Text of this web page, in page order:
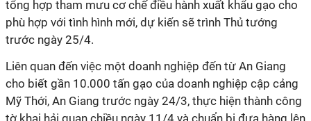
tổng hợp tham mưu cơ chế điều hành xuất khẩu gạo cho
phù hợp với tình hình mới, dự kiến sẽ trình Thủ tướng
trước ngày 25/4.
Liên quan đến việc một doanh nghiệp đến từ An Giang
cho biết gần 10.000 tấn gạo của doanh nghiệp cập cảng
Mỹ Thới, An Giang trước ngày 24/3, thực hiện thành công
tờ khai hải quan chiều ngày 11/4 và chuẩn bị đưa hàng lên